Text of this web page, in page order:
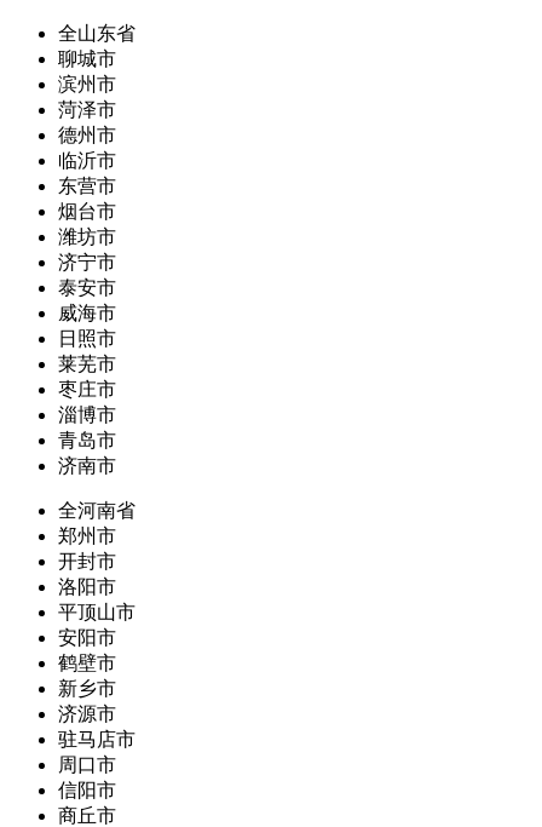
全山东省
聊城市
滨州市
菏泽市
德州市
临沂市
东营市
烟台市
潍坊市
济宁市
泰安市
威海市
日照市
莱芜市
枣庄市
淄博市
青岛市
济南市
全河南省
郑州市
开封市
洛阳市
平顶山市
安阳市
鹤壁市
新乡市
济源市
驻马店市
周口市
信阳市
商丘市